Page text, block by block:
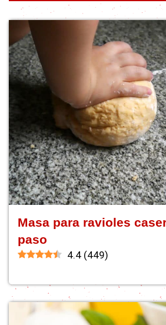
Masa para ravioles
paso
4.4 (449)